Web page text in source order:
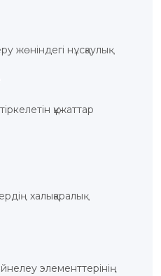
жөніндегі нұсқаулық
құжаттар
халықаралық
элементтерінің